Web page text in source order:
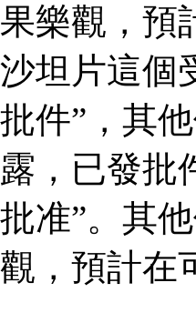
果樂觀，預
沙坦片這個
批件”，其
露，已發批
批准”。其
觀，預計在